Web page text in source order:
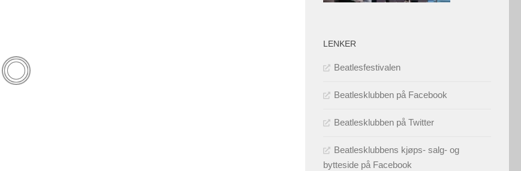
LENKER
Beatlesfestivalen
Beatlesklubben på Facebook
Beatlesklubben på Twitter
Beatlesklubbens kjøps- salg- og
bytteside på Facebook